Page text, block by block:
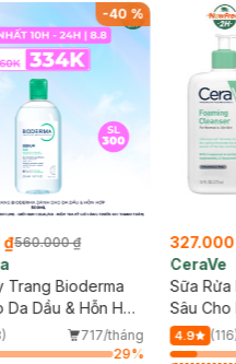
-40 %
₫560.000 ₫
Trang Bioderma
Da Dầu & Hỗn Hợp
717/tháng
29%
327.000
CeraVe
Sữa Rửa
Sâu
Dầu
4.9